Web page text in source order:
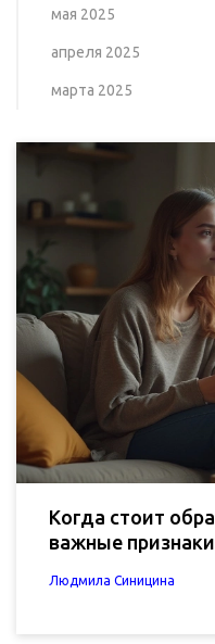
мая 2025
апреля 2025
марта 2025
Когда стоит
важные
Людмила Синицина